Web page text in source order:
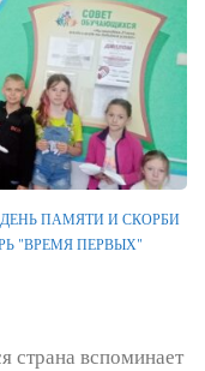
ДЕНЬ ПАМЯТИ И СКОРБИ
"ВРЕМЯ ПЕРВЫХ"
страна вспоминает